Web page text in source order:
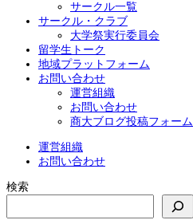
サークル一覧
サークル・クラブ
大学祭実行委員会
留学生トーク
地域プラットフォーム
お問い合わせ
運営組織
お問い合わせ
商大ブログ投稿フォーム
運営組織
お問い合わせ
検索